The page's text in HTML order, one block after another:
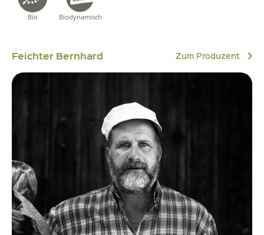
Bio Biodynamisch
Feichter Bernhard Zum Produzent